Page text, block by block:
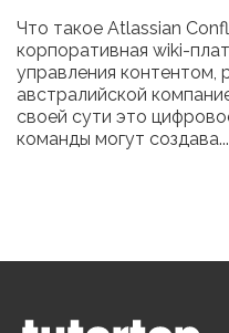
Что такое Atlassian
корпоративная wiki-
управления контентом,
австралийской
своей сути это
команды могут создава...